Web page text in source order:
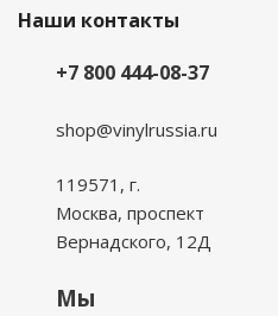
Наши контакты
+7 800 444-08-37
shop@vinylrussia.ru
119571,г.
Москва, проспект
Вернадского, 12Д
Мы